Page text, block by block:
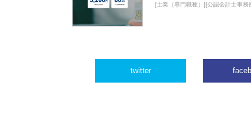
[士業（専門職種）][公認会計士事務
twitter